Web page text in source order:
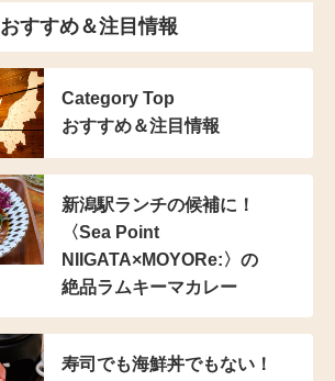
おすすめ＆注目情報
Category Top
おすすめ＆注目情報
新潟駅ランチの候補に！
〈Sea Point
NIIGATA×MOYORe:〉の
絶品ラムキーマカレー
寿司でも海鮮丼でもない！